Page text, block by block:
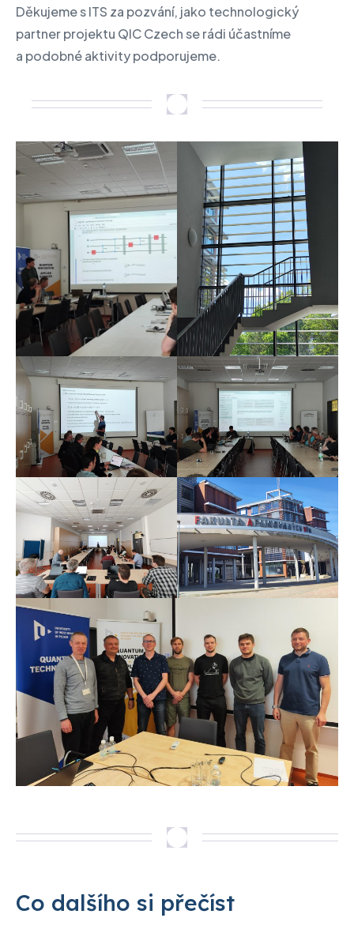
Děkujeme s ITS za pozvání, jako technologický
partner projektu QIC Czech se rádi účastníme
a podobné aktivity podporujeme.
Co dalšího si přečíst